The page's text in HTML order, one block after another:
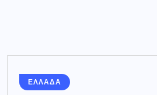
ΕΛΛΑΔΑ